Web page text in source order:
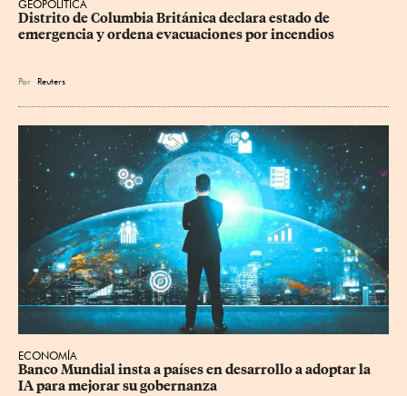
GEOPOLÍTICA
Distrito de Columbia Británica declara estado de
emergencia y ordena evacuaciones por incendios
Por Reuters
ECONOMÍA
Banco Mundial insta a países en desarrollo a adoptar la
IA para mejorar su gobernanza